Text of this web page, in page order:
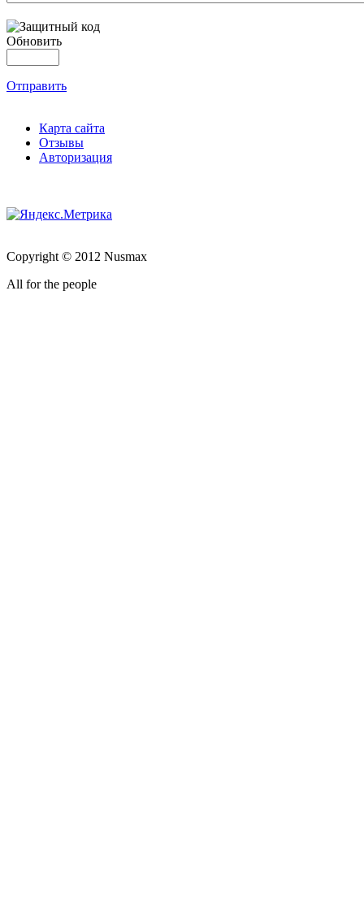
Обновить
Отправить
Карта сайта
Отзывы
Авторизация
Copyright © 2012 Nusmax
All for the people